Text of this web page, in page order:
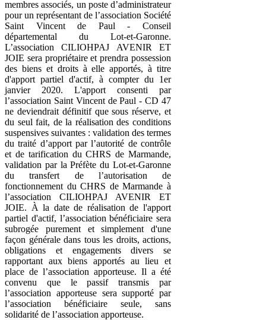
membres associés, un poste d’administrateur
pour un représentant de l’association Société
Saint Vincent de Paul - Conseil
départemental du Lot-et-Garonne.
L’association CILIOHPAJ AVENIR ET
JOIE sera propriétaire et prendra possession
des biens et droits à elle apportés, à titre
d'apport partiel d'actif, à compter du 1er
janvier 2020. L'apport consenti par
l’association Saint Vincent de Paul - CD 47
ne deviendrait définitif que sous réserve, et
du seul fait, de la réalisation des conditions
suspensives suivantes : validation des termes
du traité d’apport par l’autorité de contrôle
et de tarification du CHRS de Marmande,
validation par la Préfète du Lot-et-Garonne
du transfert de l’autorisation de
fonctionnement du CHRS de Marmande à
l’association CILIOHPAJ AVENIR ET
JOIE. À la date de réalisation de l'apport
partiel d'actif, l’association bénéficiaire sera
subrogée purement et simplement d'une
façon générale dans tous les droits, actions,
obligations et engagements divers se
rapportant aux biens apportés au lieu et
place de l’association apporteuse. Il a été
convenu que le passif transmis par
l’association apporteuse sera supporté par
l’association bénéficiaire seule, sans
solidarité de l’association apporteuse.